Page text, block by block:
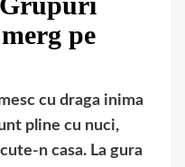
pe
cu draga inima
pline cu nuci,
n casa. La gura